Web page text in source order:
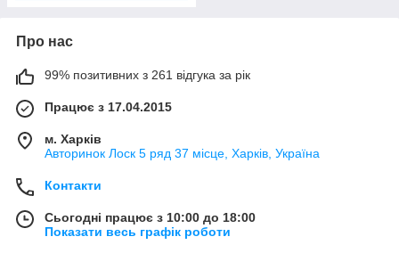
Про нас
99% позитивних з 261 відгука за рік
Працює з 17.04.2015
м. Харків
Авторинок Лоск 5 ряд 37 місце, Харків, Україна
Контакти
Сьогодні працює з 10:00 до 18:00
Показати весь графік роботи